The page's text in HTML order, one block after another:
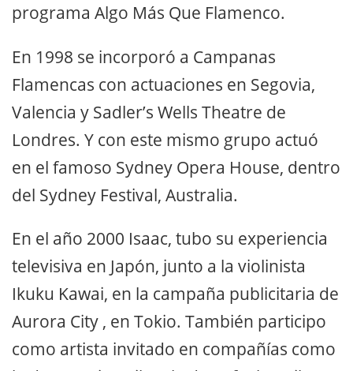
programa Algo Más Que Flamenco.
En 1998 se incorporó a Campanas
Flamencas con actuaciones en Segovia,
Valencia y Sadler’s Wells Theatre de
Londres. Y con este mismo grupo actuó
en el famoso Sydney Opera House, dentro
del Sydney Festival, Australia.
En el año 2000 Isaac, tubo su experiencia
televisiva en Japón, junto a la violinista
Ikuku Kawai, en la campaña publicitaria de
Aurora City , en Tokio. También participo
como artista invitado en compañías como